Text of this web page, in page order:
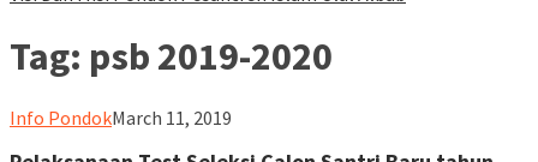
Tag: psb 2019-2020
Info Pondokululalbablampung
March 11, 2019